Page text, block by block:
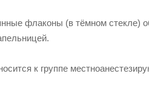
флаконы (в тёмном
к группе